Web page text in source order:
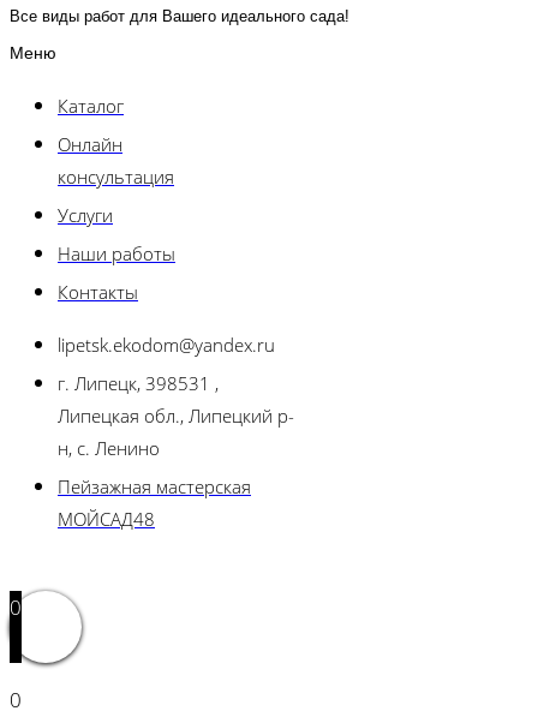
Все виды работ для Вашего идеального сада!
Меню
Каталог
Онлайн
консультация
Услуги
Наши работы
Контакты
lipetsk.ekodom@yandex.ru
г. Липецк, 398531 ,
Липецкая обл., Липецкий р-
н, с. Ленино
Пейзажная мастерская
МОЙСАД48
0
0